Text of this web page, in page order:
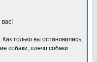
вас!
только вы остановились,
собаки, плечо собаки